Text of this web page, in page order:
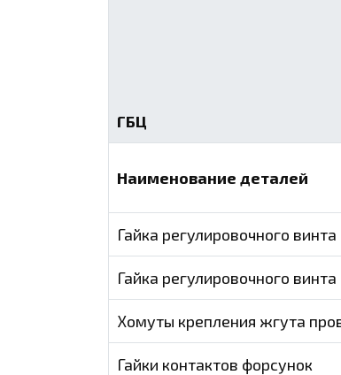
ГБЦ
Наименование деталей
Гайка регулировочного
Гайка регулировочного
Хомуты крепления жгута
Гайки контактов форсунок